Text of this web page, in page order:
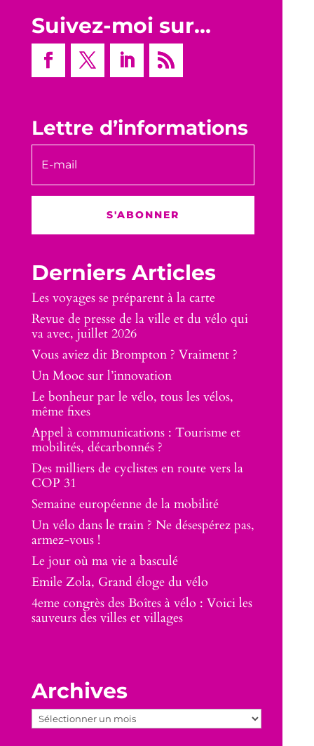
Suivez-moi sur…
Lettre d’informations
S'ABONNER
Derniers Articles
Les voyages se préparent à la carte
Revue de presse de la ville et du vélo qui
va avec, juillet 2026
Vous aviez dit Brompton ? Vraiment ?
Un Mooc sur l’innovation
Le bonheur par le vélo, tous les vélos,
même fixes
Appel à communications : Tourisme et
mobilités, décarbonnés ?
Des milliers de cyclistes en route vers la
COP 31
Semaine européenne de la mobilité
Un vélo dans le train ? Ne désespérez pas,
armez-vous !
Le jour où ma vie a basculé
Emile Zola, Grand éloge du vélo
4eme congrès des Boîtes à vélo : Voici les
sauveurs des villes et villages
Archives
Archives